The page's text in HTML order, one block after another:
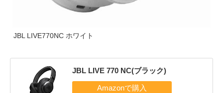
JBL LIVE770NC ホワイト
JBL LIVE 770 NC(ブラック)